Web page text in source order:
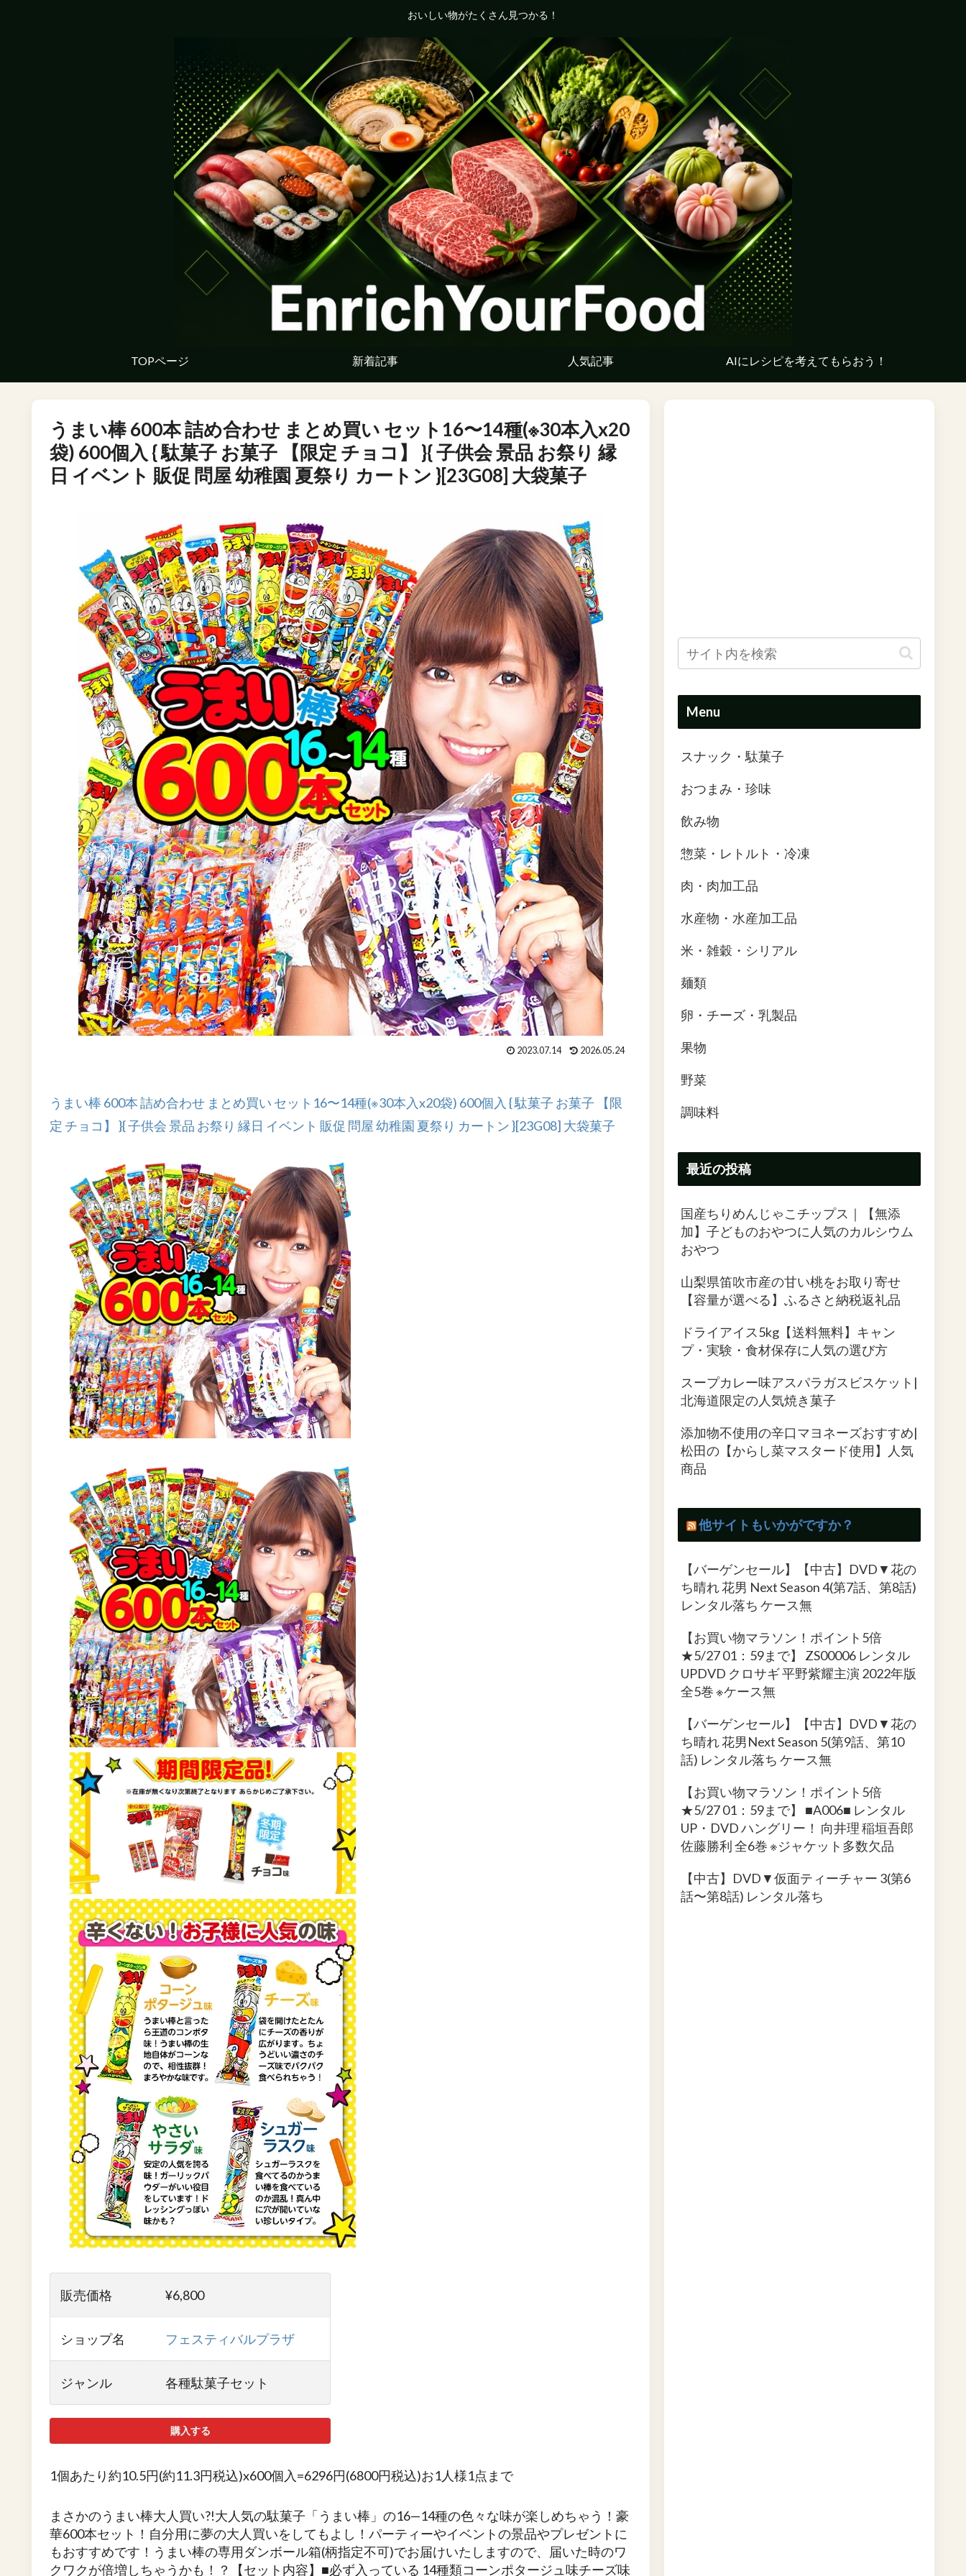
おいしい物がたくさん見つかる！
TOPページ 新着記事 人気記事 AIにレシピを考えてもらおう！
うまい棒 600本 詰め合わせ まとめ買い セット16〜14種(※30本入x20
袋) 600個入 { 駄菓子 お菓子 【限定 チョコ】 }{ 子供会 景品 お祭り 縁
日 イベント 販促 問屋 幼稚園 夏祭り カートン }[23G08] 大袋菓子
2023.07.14 2026.05.24
うまい棒 600本 詰め合わせ まとめ買い セット16〜14種(※30本入x20袋) 600個入 { 駄菓子 お菓子 【限
定 チョコ】 }{ 子供会 景品 お祭り 縁日 イベント 販促 問屋 幼稚園 夏祭り カートン }[23G08] 大袋菓子
販売価格 ¥6,800
ショップ名 フェスティバルプラザ
ジャンル 各種駄菓子セット
購入する
1個あたり約10.5円(約11.3円税込)x600個入=6296円(6800円税込)お1人様1点まで
まさかのうまい棒大人買い?!大人気の駄菓子「うまい棒」の16—14種の色々な味が楽しめちゃう！豪
華600本セット！自分用に夢の大人買いをしてもよし！パーティーやイベントの景品やプレゼントに
もおすすめです！うまい棒の専用ダンボール箱(柄指定不可)でお届けいたしますので、届いた時のワ
クワクが倍増しちゃうかも！？【セット内容】■必ず入っている 14種類コーンポタージュ味チーズ味
Menu
スナック・駄菓子
おつまみ・珍味
飲み物
惣菜・レトルト・冷凍
肉・肉加工品
水産物・水産加工品
米・雑穀・シリアル
麺類
卵・チーズ・乳製品
果物
野菜
調味料
最近の投稿
国産ちりめんじゃこチップス｜【無添
加】子どものおやつに人気のカルシウム
おやつ
山梨県笛吹市産の甘い桃をお取り寄せ
【容量が選べる】ふるさと納税返礼品
ドライアイス5kg【送料無料】キャン
プ・実験・食材保存に人気の選び方
スープカレー味アスパラガスビスケット|
北海道限定の人気焼き菓子
添加物不使用の辛口マヨネーズおすすめ|
松田の【からし菜マスタード使用】人気
商品
他サイトもいかがですか？
【バーゲンセール】【中古】DVD▼花の
ち晴れ 花男 Next Season 4(第7話、第8話)
レンタル落ち ケース無
【お買い物マラソン！ポイント5倍
★5/27 01：59まで】 ZS00006 レンタル
UPDVD クロサギ 平野紫耀主演 2022年版
全5巻 ※ケース無
【バーゲンセール】【中古】DVD▼花の
ち晴れ 花男Next Season 5(第9話、第10
話) レンタル落ち ケース無
【お買い物マラソン！ポイント5倍
★5/27 01：59まで】 ■A006■ レンタル
UP・DVD ハングリー！ 向井理 稲垣吾郎
佐藤勝利 全6巻 ※ジャケット多数欠品
【中古】DVD▼仮面ティーチャー 3(第6
話〜第8話) レンタル落ち